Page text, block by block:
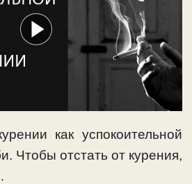
как успокоительной
Чтобы отстать от курения,